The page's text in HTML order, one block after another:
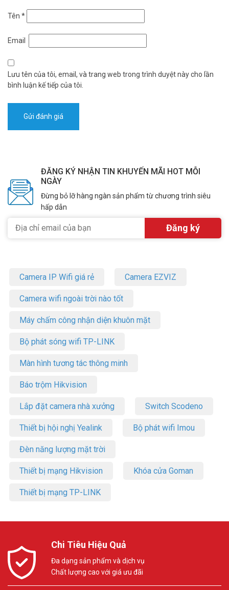
Tên *
Email
Lưu tên của tôi, email, và trang web trong trình duyệt này cho lần
bình luận kế tiếp của tôi.
ĐĂNG KÝ NHẬN TIN KHUYẾN MÃI HOT MỖI
NGÀY
Đừng bỏ lỡ hàng ngàn sản phẩm từ chương trình siêu
hấp dẫn
Camera IP Wifi giá rẻ Camera EZVIZ
Camera wifi ngoài trời nào tốt
Máy chấm công nhận diện khuôn mặt
Bộ phát sóng wifi TP-LINK
Màn hình tương tác thông minh
Báo trộm Hikvision
Lắp đặt camera nhà xưởng Switch Scodeno
Thiết bị hội nghị Yealink Bộ phát wifi Imou
Đèn năng lượng mặt trời
Thiết bị mạng Hikvision Khóa cửa Goman
Thiết bị mạng TP-LINK
Chi Tiêu Hiệu Quả
Đa dạng sản phẩm và dịch vụ
Chất lượng cao với giá ưu đãi